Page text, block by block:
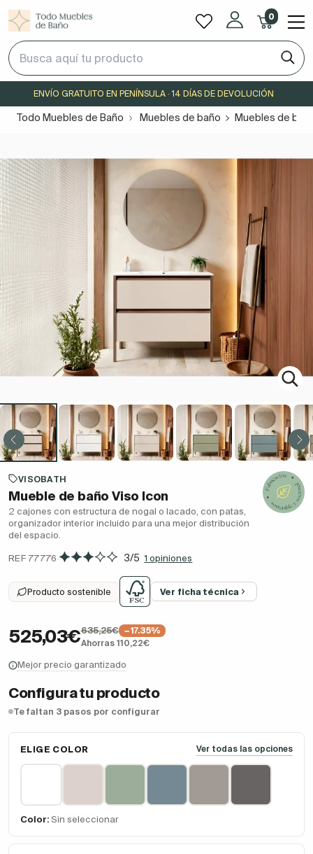
0
ENVÍO GRATUITO EN PENÍNSULA · 14 DÍAS DE DEVOLUCIÓN
Todo Muebles de Baño Muebles de baño Muebles de
VISOBATH
Mueble de baño Viso Icon
2 cajones con estructura de nogal o lacado, con patas,
organizador interior incluido para una mejor distribución
del espacio.
REF 77776· 3/5 1 opiniones
Producto sostenible Ver ficha técnica
525,03€635,25€
−17.35%
Ahorras 110,22€
Mejor precio garantizado
Configura tu producto
Te faltan 3 pasos por configurar
ELIGE COLOR Ver todas las opciones
Color: Sin seleccionar